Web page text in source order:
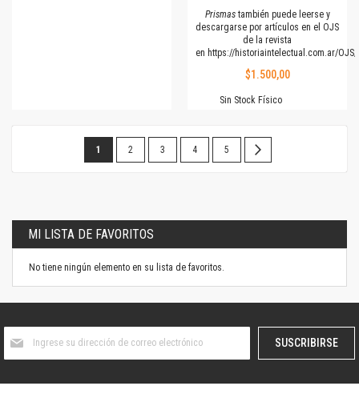
Prismas también puede leerse y
descargarse por artículos en el OJS
de la revista
en https://historiaintelectual.com.ar/
$1.500,00
Sin Stock Físico
Página
Estás
página
1 Página
2 Página
3 Página
4 Página
5
MI LISTA DE FAVORITOS
No tiene ningún elemento en su lista de favoritos.
boletín
SUSCRIBIRSE